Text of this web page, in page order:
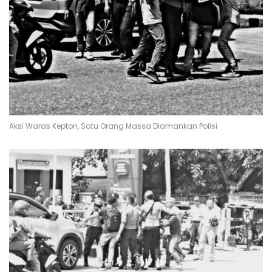
Aksi Waras Kepton, Satu Orang Massa Diamankan Polisi